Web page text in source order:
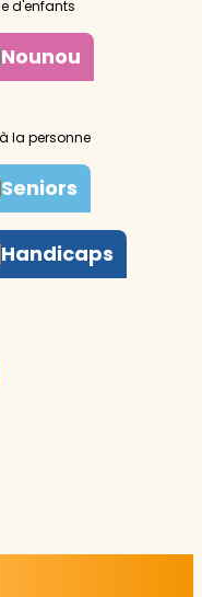
Nounou
Seniors
Handicaps